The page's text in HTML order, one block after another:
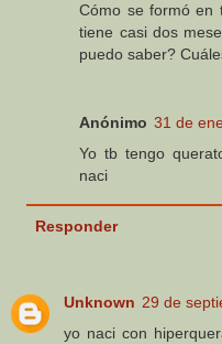
Cómo se formó en
tiene casi dos
puedo saber?
Anónimo 31 de
Yo tb tengo
naci
Responder
Unknown 29 de
yo naci con